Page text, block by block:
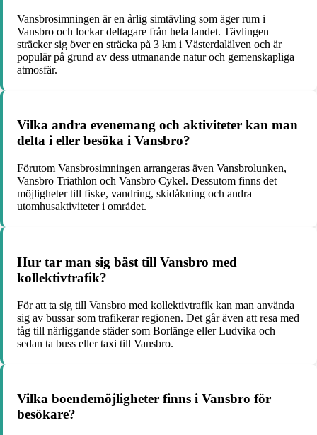
Vansbrosimningen är en årlig simtävling som äger rum i
Vansbro och lockar deltagare från hela landet. Tävlingen
sträcker sig över en sträcka på 3 km i Västerdalälven och är
populär på grund av dess utmanande natur och gemenskapliga
atmosfär.
Vilka andra evenemang och aktiviteter kan man
delta i eller besöka i Vansbro?
Förutom Vansbrosimningen arrangeras även Vansbrolunken,
Vansbro Triathlon och Vansbro Cykel. Dessutom finns det
möjligheter till fiske, vandring, skidåkning och andra
utomhusaktiviteter i området.
Hur tar man sig bäst till Vansbro med
kollektivtrafik?
För att ta sig till Vansbro med kollektivtrafik kan man använda
sig av bussar som trafikerar regionen. Det går även att resa med
tåg till närliggande städer som Borlänge eller Ludvika och
sedan ta buss eller taxi till Vansbro.
Vilka boendemöjligheter finns i Vansbro för
besökare?